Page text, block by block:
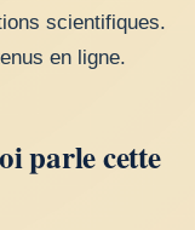
scientifiques.
en ligne.
parle cette